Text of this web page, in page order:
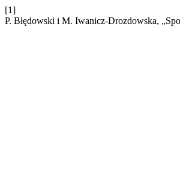
[1]
P. Błędowski i M. Iwanicz-Drozdowska,